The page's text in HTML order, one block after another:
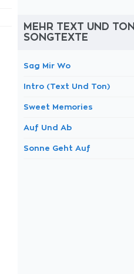
MEHR TEXT UND TON
SONGTEXTE
Sag Mir Wo
Intro (Text Und Ton)
Sweet Memories
Auf Und Ab
Sonne Geht Auf